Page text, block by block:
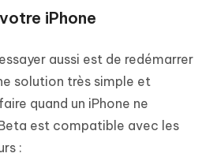
iPhone
aussi est de redémarrer
solution très simple et
quand un iPhone ne
est compatible avec les
: